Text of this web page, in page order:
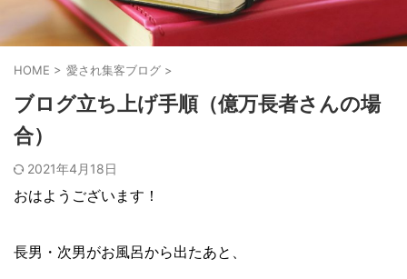
HOME > 愛され集客ブログ >
ブログ立ち上げ手順（億万長者さんの場
合）
2021年4月18日
おはようございます！
長男・次男がお風呂から出たあと、